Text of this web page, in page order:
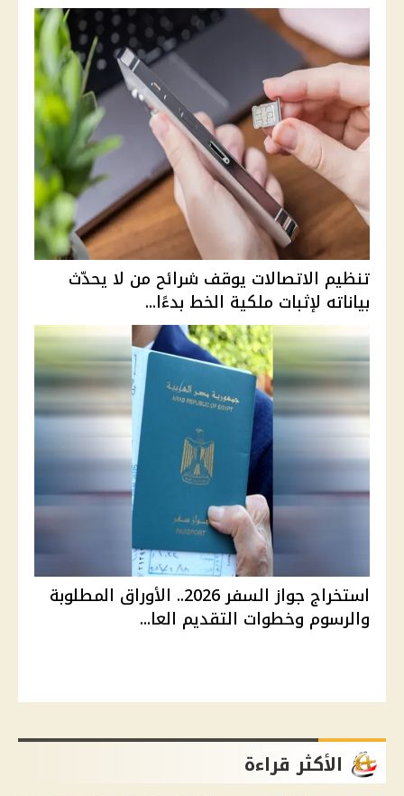
تنظيم الاتصالات يوقف شرائح من لا يحدّث
بياناته لإثبات ملكية الخط بدءًا...
استخراج جواز السفر 2026.. الأوراق المطلوبة
والرسوم وخطوات التقديم العا...
الأكثر قراءة